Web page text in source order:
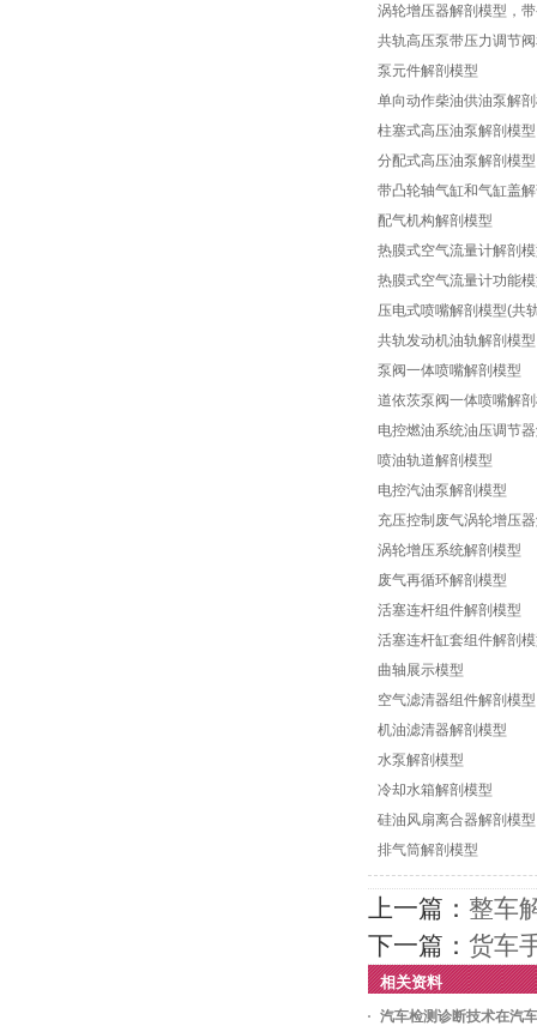
涡轮增压器解剖模型，
共轨高压泵带压力调节
泵元件解剖模型
单向动作柴油供油泵解
柱塞式高压油泵解剖模型
分配式高压油泵解剖模型
带凸轮轴气缸和气缸盖
配气机构解剖模型
热膜式空气流量计解剖
热膜式空气流量计功能
压电式喷嘴解剖模型(共
共轨发动机油轨解剖模型
泵阀一体喷嘴解剖模型
道依茨泵阀一体喷嘴解
电控燃油系统油压调节
喷油轨道解剖模型
电控汽油泵解剖模型
充压控制废气涡轮增压
涡轮增压系统解剖模型
废气再循环解剖模型
活塞连杆组件解剖模型
活塞连杆缸套组件解剖
曲轴展示模型
空气滤清器组件解剖模型
机油滤清器解剖模型
水泵解剖模型
冷却水箱解剖模型
硅油风扇离合器解剖模型
排气筒解剖模型
上一篇：整车
下一篇： 货车
相关资料
汽车检测诊断技术在汽